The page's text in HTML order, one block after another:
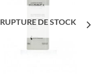
RUPTURE DE STOCK